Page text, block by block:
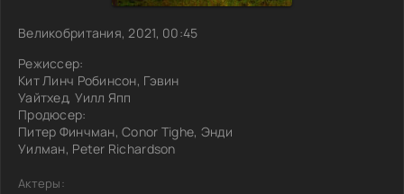
Великобритания, 2021, 00:45
Режиссер:
Кит Линч Робинсон, Гэвин
Уайтхед, Уилл Япп
Продюсер:
Питер Финчман, Conor Tighe, Энди
Уилман, Peter Richardson
Актеры: